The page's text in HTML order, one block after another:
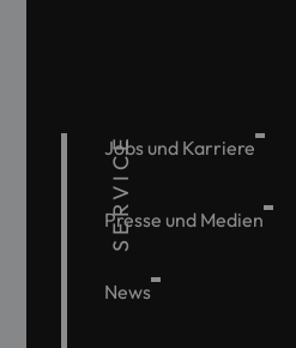
SERVICE
Jobs und Karriere
Presse und Medien
News